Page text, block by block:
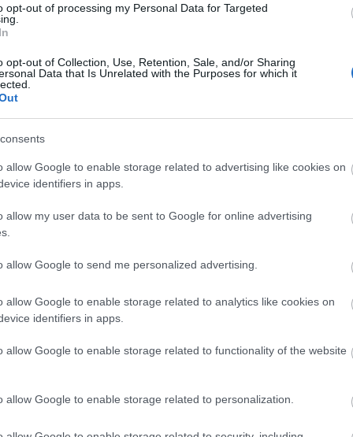
opt-out of processing my Personal Data for Targeted
opt-out of Collection, Use, Retention, Sale, and/or Sharing
Data that Is Unrelated with the Purposes for which it
allow Google to enable storage related to advertising like cookies on
identifiers in apps.
allow my user data to be sent to Google for online advertising
allow Google to send me personalized advertising.
allow Google to enable storage related to analytics like cookies on
identifiers in apps.
allow Google to enable storage related to functionality of the website
allow Google to enable storage related to personalization.
inkább a szokatlan dolgok hazájává válik. Nem
két féltekéje némi képzavarral élve: ég és föld.
Viking űrszonda, a felvételek alapján kiderül, hogy
jellemzik, míg déli féltekére a hatalmas
Itt található egyébként a Naprendszer
Olympus Mons, amely több, mint 21 ezer méteres
amelyek egy lehetséges becsapódás
belső folyamataira kenték a dolgot, ám ebben az
megtalálták a választ. A NASA és a Massachusettsi
felszínét a topográfiája és a gravitációs adatok
össze. Az elemzésből kiderült, hogy a Mars
a Borealis Basin nevű fennsík alkotja, amelynek
egy hatalmas ütközés eredményeként jött létre,
következett be. Itt található a Naprendszer
egykor hatalmas óceán borította ezt a fennsíkot.
hegyvidékes területe átlagosan 6-8 km-rel
mások a tulajdonságai is, amit szintén az
a törmelék. Az égitest, amivel ütközött a Mars,
mint a Plútó.
már, de még sok kérdés áll megválaszolatlanul a
26komment